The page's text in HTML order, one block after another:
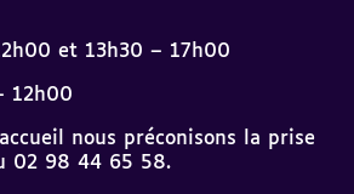
et 13h30 – 17h00
12h00
nous préconisons la prise
02 98 44 65 58.